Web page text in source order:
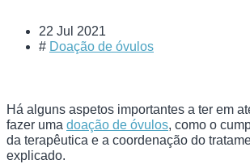
22 Jul 2021
# Doação de óvulos
Há alguns aspetos importantes a ter em
fazer uma doação de óvulos, como o
da terapêutica e a coordenação do
explicado.